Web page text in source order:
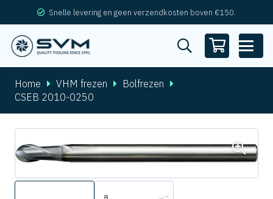
Snelle levering en geen verzendkosten boven €150.
Home VHM frezen
Bolfrezen
CSEB 2010-0250